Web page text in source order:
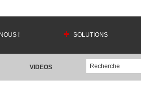
! SOLUTIONS
VIDEOS